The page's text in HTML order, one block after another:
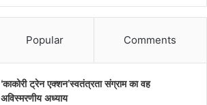
Popular Comments
‘काकोरी ट्रेन एक्शन’स्वतंत्रता संग्राम का वह
अविस्मरणीय अध्याय